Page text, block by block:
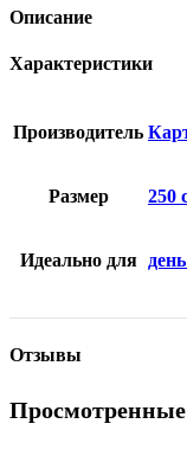
Описание
Характеристики
Производитель
Размер 250
Идеально для
Отзывы